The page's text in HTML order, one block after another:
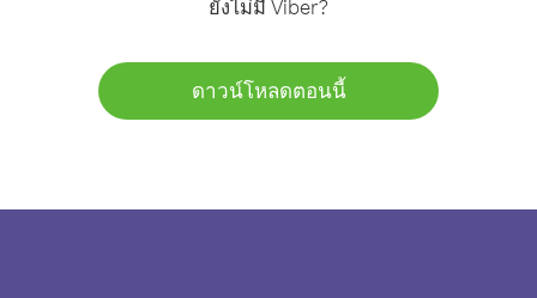
ยังไม่มี Viber?
ดาวน์โหลดตอนนี้